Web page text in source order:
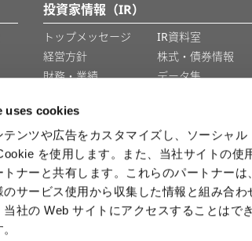
uses cookies
テンツや広告をカスタマイズし、ソーシャ
を使用します。また、当社サイトの使
トナーと共有します。これらのパートナー
のサービス使用から収集した情報と組み合
当社の Web サイトにアクセスすることはで
投資家情報（IR）
トップメッセージ
経営方針
財務・業績
IR資料室
株式・債券情報
データ集
採用情報